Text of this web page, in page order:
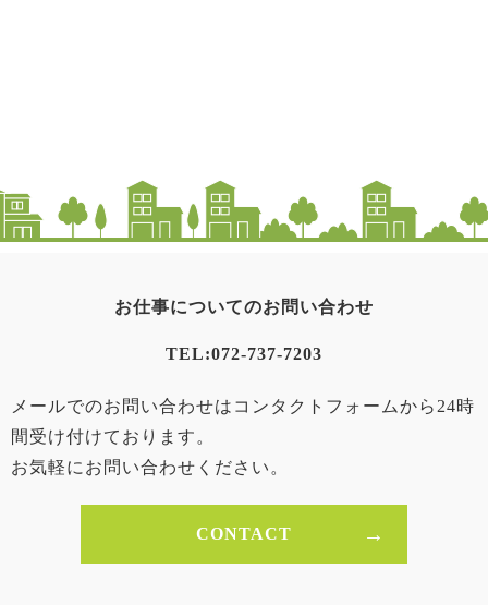
お仕事についてのお問い合わせ
TEL:072-737-7203
メールでのお問い合わせはコンタクトフォームから24時
間受け付けております。
お気軽にお問い合わせください。
CONTACT